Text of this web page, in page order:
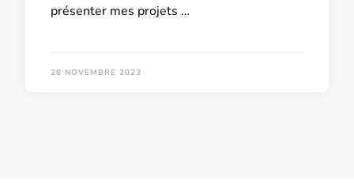
présenter mes projets …
28 NOVEMBRE 2023